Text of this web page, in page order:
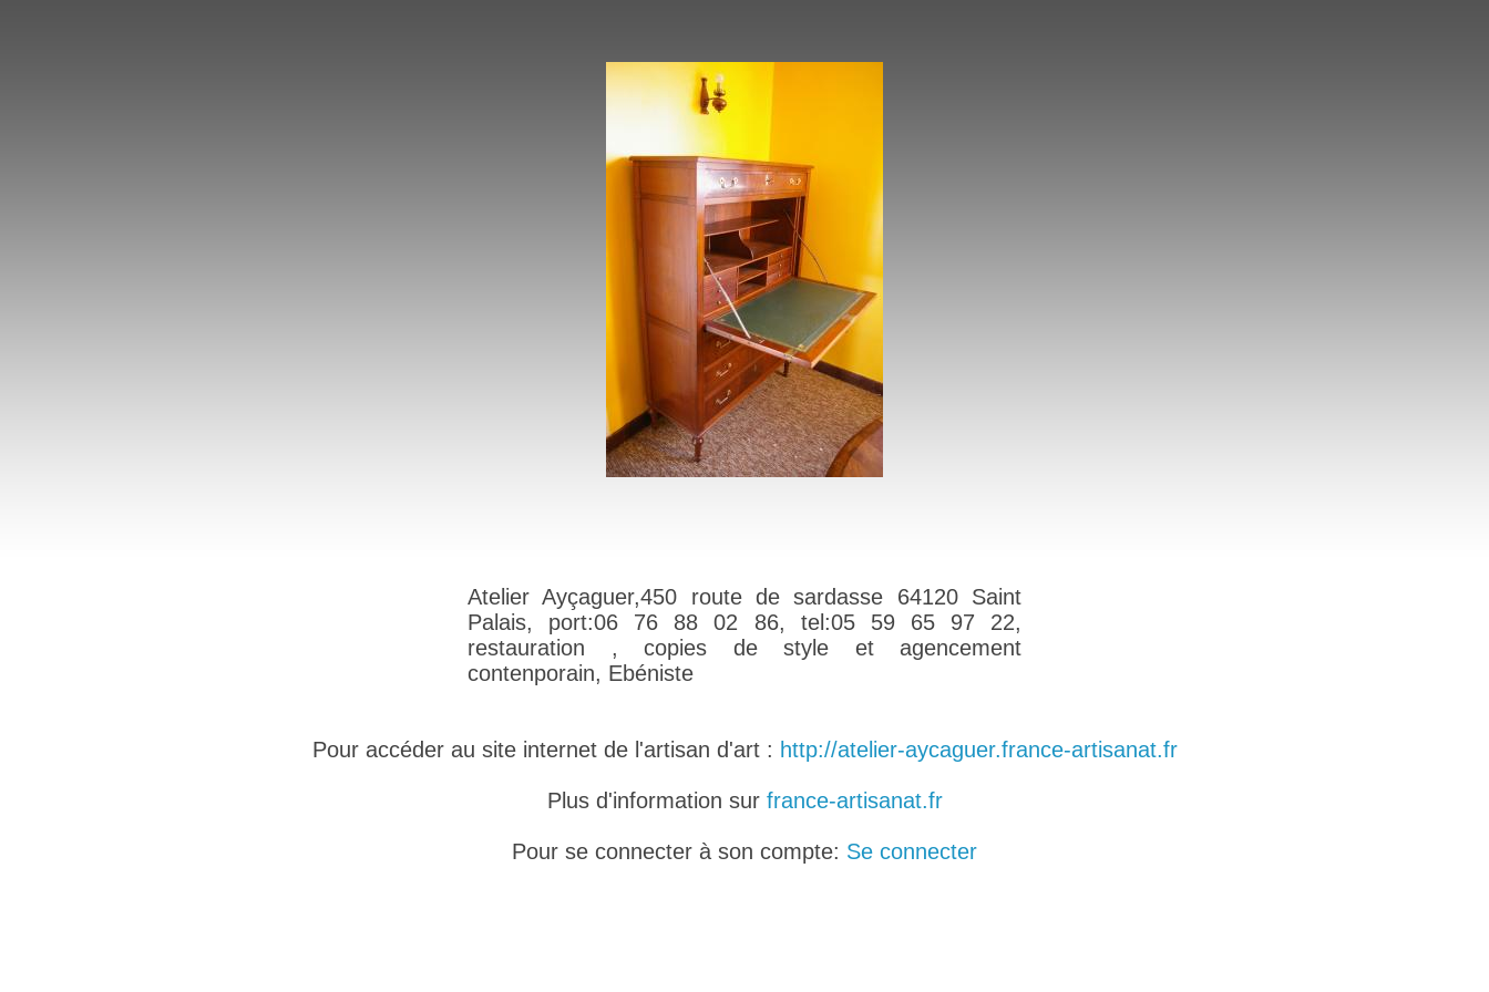
Atelier Ayçaguer,450 route de sardasse 64120 Saint
Palais, port:06 76 88 02 86, tel:05 59 65 97 22,
restauration , copies de style et agencement
contenporain, Ebéniste
Pour accéder au site internet de l'artisan d'art : http://atelier-aycaguer.france-artisanat.fr
Plus d'information sur france-artisanat.fr
Pour se connecter à son compte: Se connecter